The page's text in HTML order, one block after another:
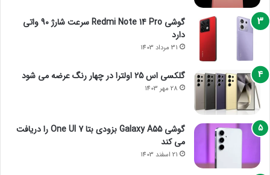
گوشی Redmi Note 14 Pro سرعت شارژ 90 واتی
دارد
31 مرداد 1403
گلکسی اس 25 اولترا در چهار رنگ عرضه می شود
28 مهر 1403
گوشی Galaxy A55 بزودی بتا One UI 7 را دریافت
می کند
21 اسفند 1403